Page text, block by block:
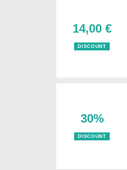
14,00 €
DISCOUNT
30%
DISCOUNT